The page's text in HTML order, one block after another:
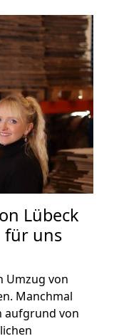
Lübeck
für uns
Umzug von
Manchmal
aufgrund von